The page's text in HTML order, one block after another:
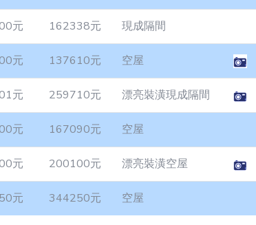
元 162338元 現成隔間
元 137610元 空屋
元 259710元 漂亮裝潢現成隔間
元 167090元 空屋
元 200100元 漂亮裝潢空屋
元 344250元 空屋